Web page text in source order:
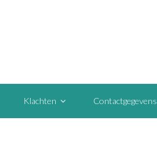
Klachten Contactgegevens